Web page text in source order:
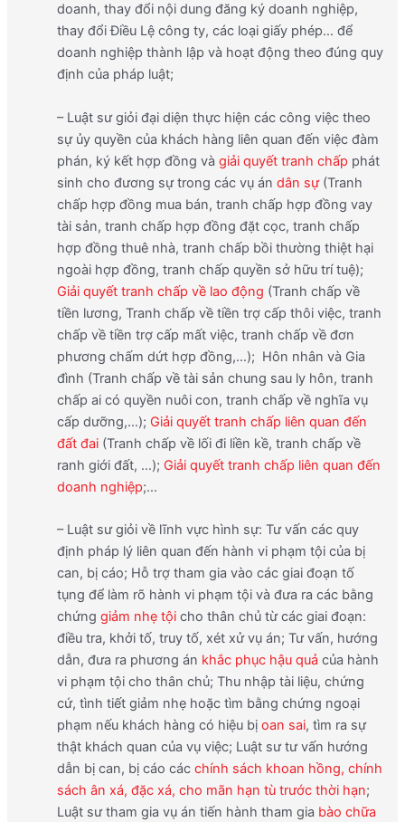
doanh, thay đổi nội dung đăng ký doanh nghiệp,
thay đổi Điều Lệ công ty, các loại giấy phép… để
doanh nghiệp thành lập và hoạt động theo đúng quy
định của pháp luật;
– Luật sư giỏi đại diện thực hiện các công việc theo
sự ủy quyền của khách hàng liên quan đến việc đàm
phán, ký kết hợp đồng và giải quyết tranh chấp phát
sinh cho đương sự trong các vụ án dân sự(Tranh
chấp hợp đồng mua bán, tranh chấp hợp đồng vay
tài sản, tranh chấp hợp đồng đặt cọc, tranh chấp
hợp đồng thuê nhà, tranh chấp bồi thường thiệt hại
ngoài hợp đồng, tranh chấp quyền sở hữu trí tuệ);
Giải quyết tranh chấp về lao động (Tranh chấp về
tiền lương, Tranh chấp về tiền trợ cấp thôi việc, tranh
chấp về tiền trợ cấp mất việc, tranh chấp về đơn
phương chấm dứt hợp đồng,…); Hôn nhân và Gia
đình (Tranh chấp về tài sản chung sau ly hôn, tranh
chấp ai có quyền nuôi con, tranh chấp về nghĩa vụ
cấp dưỡng,…); Giải quyết tranh chấp liên quan đến
đất đai(Tranh chấp về lối đi liền kề, tranh chấp về
ranh giới đất, …); Giải quyết tranh chấp liên quan đến
doanh nghiệp;…
– Luật sư giỏi về lĩnh vực hình sự: Tư vấn các quy
định pháp lý liên quan đến hành vi phạm tội của bị
can, bị cáo; Hỗ trợ tham gia vào các giai đoạn tố
tụng để làm rõ hành vi phạm tội và đưa ra các bằng
chứng giảm nhẹ tộicho thân chủ từ các giai đoạn:
điều tra, khởi tố, truy tố, xét xử vụ án; Tư vấn, hướng
dẫn, đưa ra phương án khắc phục hậu quả của hành
vi phạm tội cho thân chủ; Thu nhập tài liệu, chứng
cứ, tình tiết giảm nhẹ hoặc tìm bằng chứng ngoại
phạm nếu khách hàng có hiệu bị oan sai, tìm ra sự
thật khách quan của vụ việc; Luật sư tư vấn hướng
dẫn bị can, bị cáo cácchính sách khoan hồng, chính
sách ân xá, đặc xá, cho mãn hạn tù trước thời hạn;
Luật sư tham gia vụ án tiến hành tham gia bào chữa